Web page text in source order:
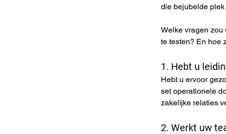
die bejubelde
Welke vragen
te testen? En hoe
1. Hebt u
Hebt u ervoor
set operationele
zakelijke relaties
2. Werkt uw